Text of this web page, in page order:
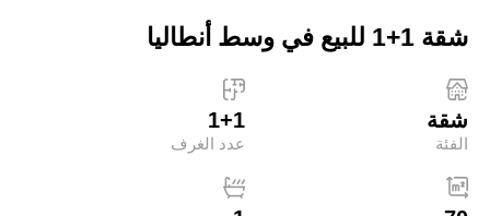
شقة 1+1 للبيع في وسط أنطاليا
شقة
الفئة
1+1
عدد الغرف